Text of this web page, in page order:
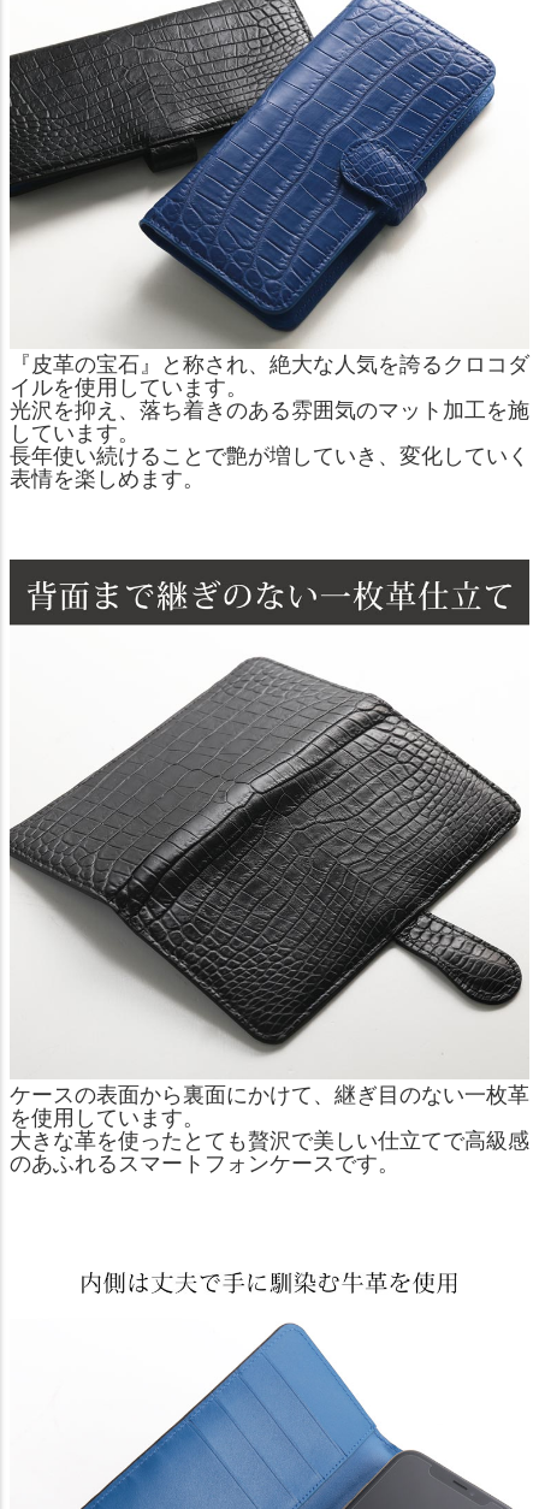
『皮革の宝石』と称され、絶大な人気を誇るクロコダ
イルを使用しています。
光沢を抑え、落ち着きのある雰囲気のマット加工を施
しています。
長年使い続けることで艶が増していき、変化していく
表情を楽しめます。
ケースの表面から裏面にかけて、継ぎ目のない一枚革
を使用しています。
大きな革を使ったとても贅沢で美しい仕立てで高級感
のあふれるスマートフォンケースです。